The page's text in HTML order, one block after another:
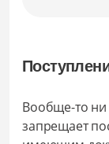
Вообще-то
запрещает